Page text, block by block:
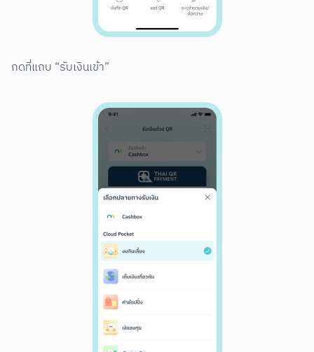
กดที่แถบ “รับเงินเข้า”